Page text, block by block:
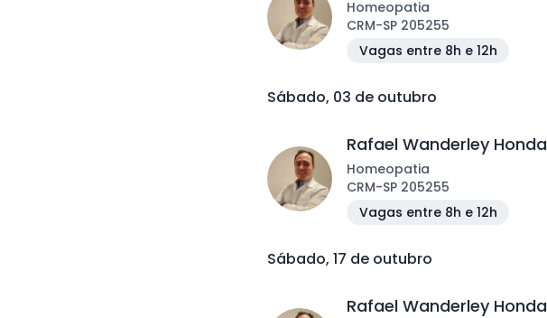
Homeopatia
CRM-SP 205255
Vagas entre 8h e 12h
Sábado, 03 de outubro
Rafael Wanderley Honda
Homeopatia
CRM-SP 205255
Vagas entre 8h e 12h
Sábado, 17 de outubro
Rafael Wanderley Honda